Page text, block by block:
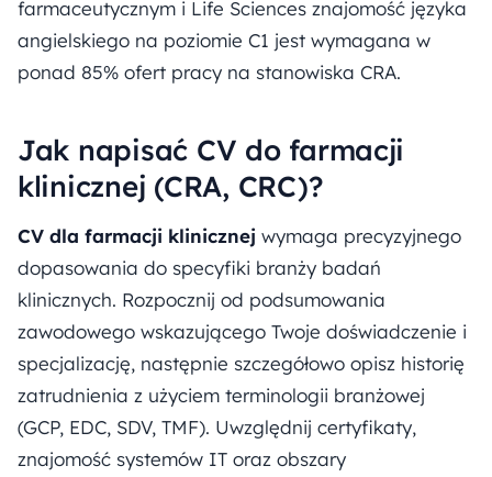
farmaceutycznym i Life Sciences znajomość języka
angielskiego na poziomie C1 jest wymagana w
ponad 85% ofert pracy na stanowiska CRA.
Jak napisać CV do farmacji
klinicznej (CRA, CRC)?
CV dla farmacji klinicznej wymaga precyzyjnego
dopasowania do specyfiki branży badań
klinicznych. Rozpocznij od podsumowania
zawodowego wskazującego Twoje doświadczenie i
specjalizację, następnie szczegółowo opisz historię
zatrudnienia z użyciem terminologii branżowej
(GCP, EDC, SDV, TMF). Uwzględnij certyfikaty,
znajomość systemów IT oraz obszary